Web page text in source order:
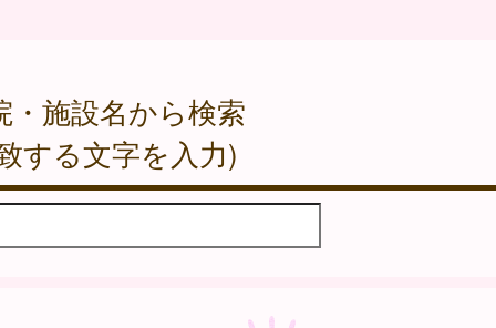
・施設名から検索
する文字を入力)